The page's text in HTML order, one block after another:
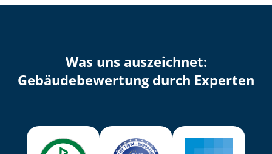
Was uns auszeichnet:
Ge­bäu­de­be­wer­tung durch Experten